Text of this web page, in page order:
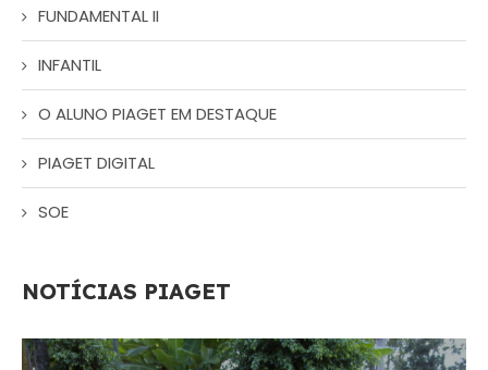
FUNDAMENTAL II
INFANTIL
O ALUNO PIAGET EM DESTAQUE
PIAGET DIGITAL
SOE
NOTÍCIAS PIAGET